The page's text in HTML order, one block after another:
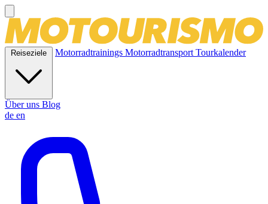
Reiseziele Motorradtrainings MotorradtransportTourkalender
Über uns Blog
de en